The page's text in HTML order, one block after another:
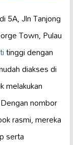
5A, Jln Tanjong
Town, Pulau
tinggi dengan
diakses di
melakukan
nombor
rasmi, mereka
serta